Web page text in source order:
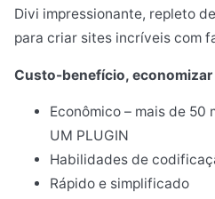
Divi impressionante, repleto
para criar sites incríveis com
Custo-benefício,
Econômico – mais de 50
UM PLUGIN
Habilidades de
Rápido e simplificado